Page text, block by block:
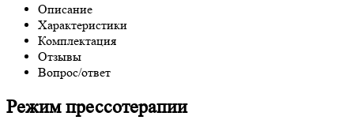
Описание
Характеристики
Комплектация
Отзывы
Вопрос/ответ
Режим прессотерапии